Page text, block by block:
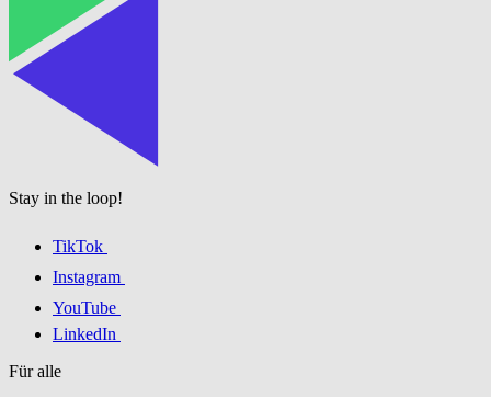
Stay in the loop!
TikTok
Instagram
YouTube
LinkedIn
Für alle